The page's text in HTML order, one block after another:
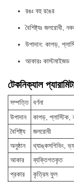
রঙঃ বহু রঙের
বৈশিষ্ট্যঃ জলরোধী,
উপাদান: কাপড়,
আকারঃ কাস্টমাইজড
টেকনিক্যাল
সম্পত্তি বর্ণনা
উপাদান
কাপড়, প্লাস্টিক,
বৈশিষ্ট্য
জলরোধী
অনুষ্ঠান
থ্যাঙ্কসগিভিং,
আকার
ব্যক্তিগতকৃত
প্রকার
কৃত্রিম ফুল